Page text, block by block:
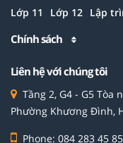
Lớp 11 Lớp 12 Lập
Chính sách
Liên hệ với chúng tôi
Tầng 2, G4 - G5 Tòa
Phường Khương Đình,
Phone: 084 283 45 85